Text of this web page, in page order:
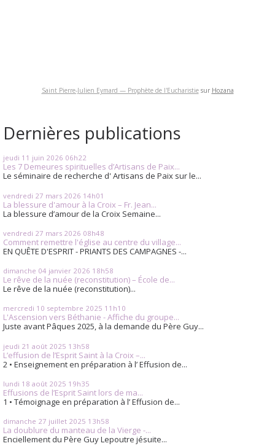
Saint Pierre-Julien Eymard — Prophète de l'Eucharistiesur Hozana
Dernières publications
jeudi 11 juin 2026 06h22
Les 7 Demeures spirituelles d’Artisans de Paix...
Le séminaire de recherche d' Artisans de Paix sur le...
vendredi 27 mars 2026 14h01
La blessure d'amour à la Croix – Fr. Jean...
La blessure d’amour de la Croix Semaine...
vendredi 27 mars 2026 08h48
Comment remettre l'église au centre du village...
EN QUÊTE D'ESPRIT - PRIANTS DES CAMPAGNES -...
dimanche 04 janvier 2026 18h58
Le rêve de la nuée (reconstitution) – École de...
Le rêve de la nuée (reconstitution)...
mercredi 10 septembre 2025 11h10
L'Ascension vers Béthanie - Affiche du groupe...
Juste avant Pâques 2025, à la demande du Père Guy...
jeudi 21 août 2025 13h58
L’effusion de l’Esprit Saint à la Croix –...
2 • Enseignement en préparation à l’ Effusion de...
lundi 18 août 2025 19h35
Effusions de l’Esprit Saint lors de ma...
1 • Témoignage en préparation à l’ Effusion de...
dimanche 27 juillet 2025 13h58
La doublure du manteau de la Vierge -...
Enciellement du Père Guy Lepoutre jésuite...